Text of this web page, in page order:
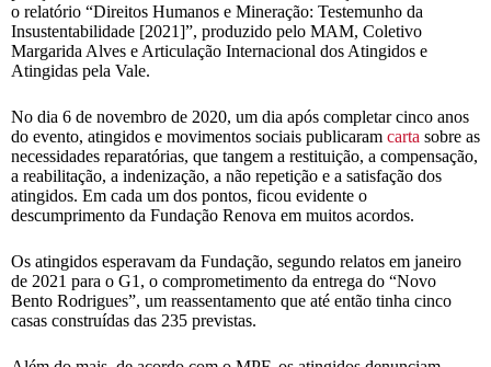
o relatório “Direitos Humanos e Mineração: Testemunho da
Insustentabilidade [2021]”, produzido pelo MAM, Coletivo
Margarida Alves e Articulação Internacional dos Atingidos e
Atingidas pela Vale.
No dia 6 de novembro de 2020, um dia após completar cinco anos
do evento, atingidos e movimentos sociais publicaram carta sobre as
necessidades reparatórias, que tangem a restituição, a compensação,
a reabilitação, a indenização, a não repetição e a satisfação dos
atingidos. Em cada um dos pontos, ficou evidente o
descumprimento da Fundação Renova em muitos acordos.
Os atingidos esperavam da Fundação, segundo relatos em janeiro
de 2021 para o G1, o comprometimento da entrega do “Novo
Bento Rodrigues”, um reassentamento que até então tinha cinco
casas construídas das 235 previstas.